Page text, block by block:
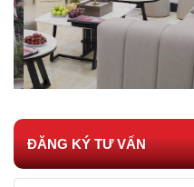
ĐĂNG KÝ TƯ VẤN